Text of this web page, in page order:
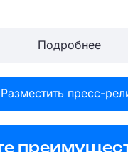
Подробнее
Разместить пресс-